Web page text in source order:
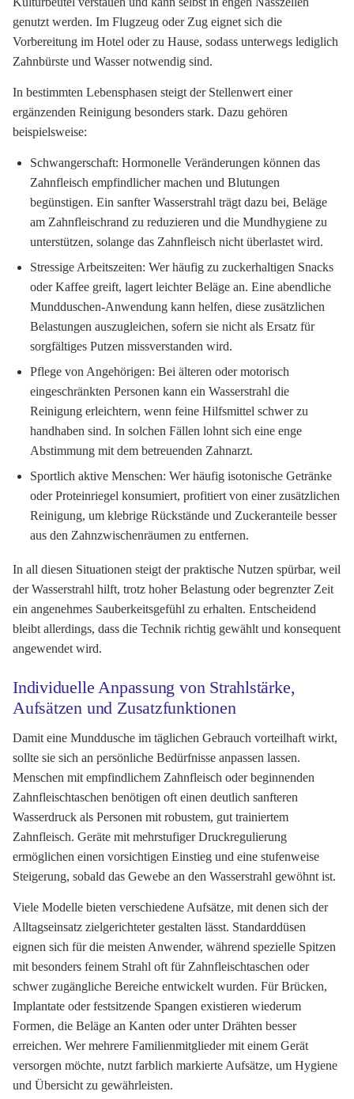
genutzt werden. Im Flugzeug oder Zug eignet sich die
Vorbereitung im Hotel oder zu Hause, sodass unterwegs lediglich
Zahnbürste und Wasser notwendig sind.
In bestimmten Lebensphasen steigt der Stellenwert einer
ergänzenden Reinigung besonders stark. Dazu gehören
beispielsweise:
Schwangerschaft: Hormonelle Veränderungen können das
Zahnfleisch empfindlicher machen und Blutungen
begünstigen. Ein sanfter Wasserstrahl trägt dazu bei, Beläge
am Zahnfleischrand zu reduzieren und die Mundhygiene zu
unterstützen, solange das Zahnfleisch nicht überlastet wird.
Stressige Arbeitszeiten: Wer häufig zu zuckerhaltigen Snacks
oder Kaffee greift, lagert leichter Beläge an. Eine abendliche
Mundduschen-Anwendung kann helfen, diese zusätzlichen
Belastungen auszugleichen, sofern sie nicht als Ersatz für
sorgfältiges Putzen missverstanden wird.
Pflege von Angehörigen: Bei älteren oder motorisch
eingeschränkten Personen kann ein Wasserstrahl die
Reinigung erleichtern, wenn feine Hilfsmittel schwer zu
handhaben sind. In solchen Fällen lohnt sich eine enge
Abstimmung mit dem betreuenden Zahnarzt.
Sportlich aktive Menschen: Wer häufig isotonische Getränke
oder Proteinriegel konsumiert, profitiert von einer zusätzlichen
Reinigung, um klebrige Rückstände und Zuckeranteile besser
aus den Zahnzwischenräumen zu entfernen.
In all diesen Situationen steigt der praktische Nutzen spürbar, weil
der Wasserstrahl hilft, trotz hoher Belastung oder begrenzter Zeit
ein angenehmes Sauberkeitsgefühl zu erhalten. Entscheidend
bleibt allerdings, dass die Technik richtig gewählt und konsequent
angewendet wird.
Individuelle Anpassung von Strahlstärke,
Aufsätzen und Zusatzfunktionen
Damit eine Munddusche im täglichen Gebrauch vorteilhaft wirkt,
sollte sie sich an persönliche Bedürfnisse anpassen lassen.
Menschen mit empfindlichem Zahnfleisch oder beginnenden
Zahnfleischtaschen benötigen oft einen deutlich sanfteren
Wasserdruck als Personen mit robustem, gut trainiertem
Zahnfleisch. Geräte mit mehrstufiger Druckregulierung
ermöglichen einen vorsichtigen Einstieg und eine stufenweise
Steigerung, sobald das Gewebe an den Wasserstrahl gewöhnt ist.
Viele Modelle bieten verschiedene Aufsätze, mit denen sich der
Alltagseinsatz zielgerichteter gestalten lässt. Standarddüsen
eignen sich für die meisten Anwender, während spezielle Spitzen
mit besonders feinem Strahl oft für Zahnfleischtaschen oder
schwer zugängliche Bereiche entwickelt wurden. Für Brücken,
Implantate oder festsitzende Spangen existieren wiederum
Formen, die Beläge an Kanten oder unter Drähten besser
erreichen. Wer mehrere Familienmitglieder mit einem Gerät
versorgen möchte, nutzt farblich markierte Aufsätze, um Hygiene
und Übersicht zu gewährleisten.